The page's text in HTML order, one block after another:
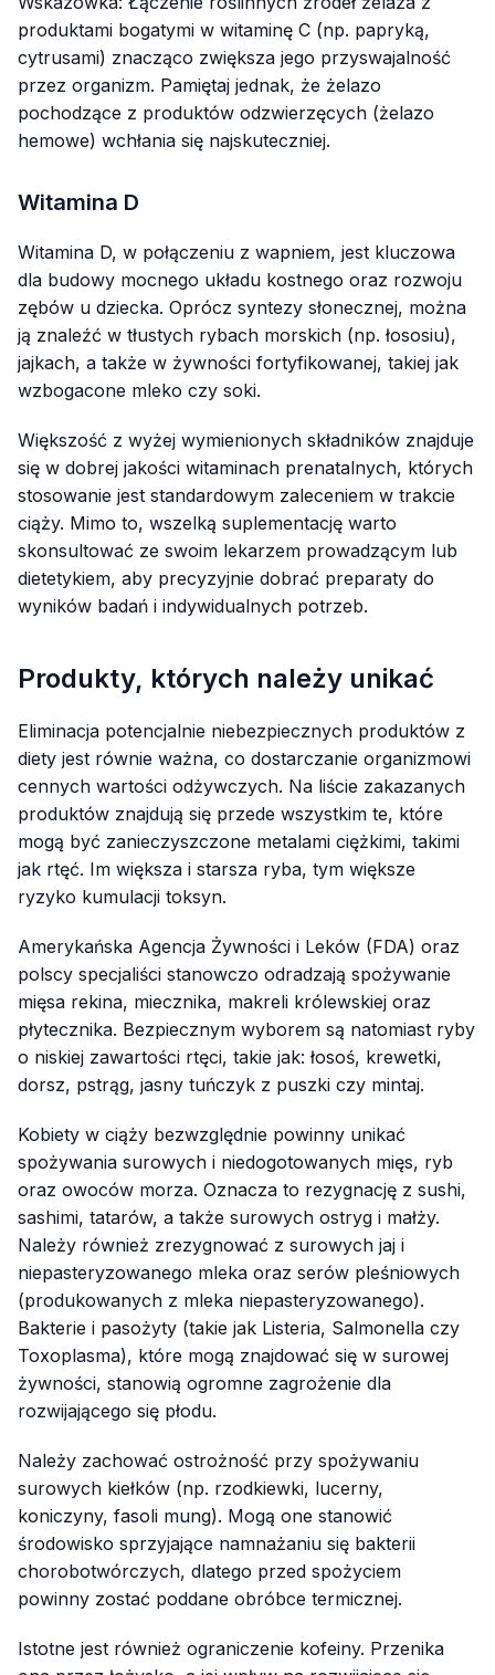
produktami bogatymi w witaminę C (np. papryką,
cytrusami) znacząco zwiększa jego przyswajalność
przez organizm. Pamiętaj jednak, że żelazo
pochodzące z produktów odzwierzęcych (żelazo
hemowe) wchłania się najskuteczniej.
Witamina D
Witamina D, w połączeniu z wapniem, jest kluczowa
dla budowy mocnego układu kostnego oraz rozwoju
zębów u dziecka. Oprócz syntezy słonecznej, można
ją znaleźć w tłustych rybach morskich (np. łososiu),
jajkach, a także w żywności fortyfikowanej, takiej jak
wzbogacone mleko czy soki.
Większość z wyżej wymienionych składników znajduje
się w dobrej jakości witaminach prenatalnych, których
stosowanie jest standardowym zaleceniem w trakcie
ciąży. Mimo to, wszelką suplementację warto
skonsultować ze swoim lekarzem prowadzącym lub
dietetykiem, aby precyzyjnie dobrać preparaty do
wyników badań i indywidualnych potrzeb.
Produkty, których należy unikać
Eliminacja potencjalnie niebezpiecznych produktów z
diety jest równie ważna, co dostarczanie organizmowi
cennych wartości odżywczych. Na liście zakazanych
produktów znajdują się przede wszystkim te, które
mogą być zanieczyszczone metalami ciężkimi, takimi
jak rtęć. Im większa i starsza ryba, tym większe
ryzyko kumulacji toksyn.
Amerykańska Agencja Żywności i Leków (FDA) oraz
polscy specjaliści stanowczo odradzają spożywanie
mięsa rekina, miecznika, makreli królewskiej oraz
płytecznika. Bezpiecznym wyborem są natomiast ryby
o niskiej zawartości rtęci, takie jak: łosoś, krewetki,
dorsz, pstrąg, jasny tuńczyk z puszki czy mintaj.
Kobiety w ciąży bezwzględnie powinny unikać
spożywania surowych i niedogotowanych mięs, ryb
oraz owoców morza. Oznacza to rezygnację z sushi,
sashimi, tatarów, a także surowych ostryg i małży.
Należy również zrezygnować z surowych jaj i
niepasteryzowanego mleka oraz serów pleśniowych
(produkowanych z mleka niepasteryzowanego).
Bakterie i pasożyty (takie jak Listeria, Salmonella czy
Toxoplasma), które mogą znajdować się w surowej
żywności, stanowią ogromne zagrożenie dla
rozwijającego się płodu.
Należy zachować ostrożność przy spożywaniu
surowych kiełków (np. rzodkiewki, lucerny,
koniczyny, fasoli mung). Mogą one stanowić
środowisko sprzyjające namnażaniu się bakterii
chorobotwórczych, dlatego przed spożyciem
powinny zostać poddane obróbce termicznej.
Istotne jest również ograniczenie kofeiny. Przenika